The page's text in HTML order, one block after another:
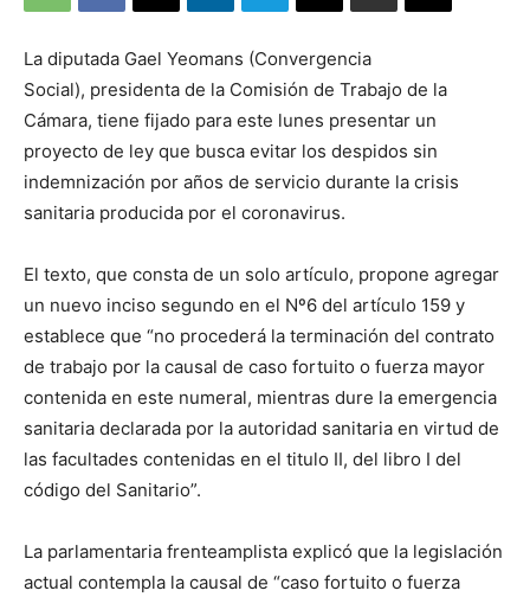
La diputada Gael Yeomans (Convergencia
Social), presidenta de la Comisión de Trabajo de la
Cámara, tiene fijado para este lunes presentar un
proyecto de ley que busca evitar los despidos sin
indemnización por años de servicio durante la crisis
sanitaria producida por el coronavirus.
El texto, que consta de un solo artículo, propone agregar
un nuevo inciso segundo en el Nº6 del artículo 159 y
establece que “no procederá la terminación del contrato
de trabajo por la causal de caso fortuito o fuerza mayor
contenida en este numeral, mientras dure la emergencia
sanitaria declarada por la autoridad sanitaria en virtud de
las facultades contenidas en el titulo II, del libro I del
código del Sanitario”.
La parlamentaria frenteamplista explicó que la legislación
actual contempla la causal de “caso fortuito o fuerza